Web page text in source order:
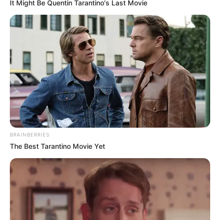
(foto: tvn)
Seorang detektif yang terobsesi dalam memecahkan kasus
pembunuhan mahasiswi di sebuah universitas dipertemukan
dengan pacar adiknya.
It Might Be Quentin Tarantino's Last Movie
BRAINBERRIES
The Best Tarantino Movie Yet